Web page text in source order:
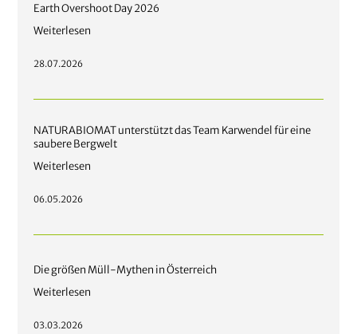
Earth Overshoot Day 2026
Weiterlesen
28.07.2026
NATURABIOMAT unterstützt das Team Karwendel für eine
saubere Bergwelt
Weiterlesen
06.05.2026
Die größen Müll-Mythen in Österreich
Weiterlesen
03.03.2026